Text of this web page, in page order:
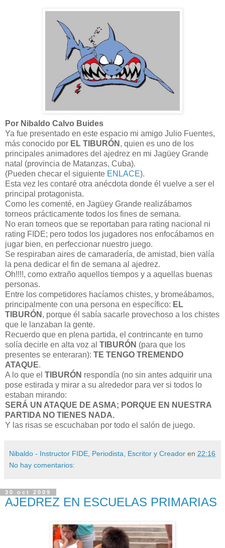
Por Nibaldo Calvo Buides
Ya fue presentado en este espacio mi amigo Julio Fuentes,
más conocido por EL TIBURÓN , quien es uno de los
principales animadores del ajedrez en mi Jagüey Grande
natal (provincia de Matanzas, Cuba).
(Pueden checar el siguiente ENLACE).
Esta vez les contaré otra anécdota donde él vuelve a ser el
principal protagonista.
Como les comenté, en Jagüey Grande realizábamos
torneos prácticamente todos los fines de semana.
No eran torneos que se reportaban para rating nacional ni
rating FIDE; pero todos los jugadores nos enfocábamos en
jugar bien, en perfeccionar nuestro juego.
Se respiraban aires de camaradería, de amistad, bien valía
la pena dedicar el fin de semana al ajedrez.
Oh!!!!, como extraño aquellos tiempos y a aquellas buenas
personas.
Entre los competidores hacíamos chistes, y bromeábamos,
principalmente con una persona en específico: EL
TIBURÓN , porque él sabía sacarle provechoso a los chistes
que le lanzaban la gente.
Recuerdo que en plena partida, el contrincante en turno
solía decirle en alta voz al TIBURÓN (para que los
presentes se enteraran): TE TENGO TREMENDO
ATAQUE.
A lo que el TIBURÓN respondía (no sin antes adquirir una
pose estirada y mirar a su alrededor para ver si todos lo
estaban mirando:
SERÁ UN ATAQUE DE ASMA; PORQUE EN NUESTRA
PARTIDA NO TIENES NADA.
Y las risas se escuchaban por todo el salón de juego.
Nibaldo - Instructor FIDE, Periodista, Escritor y Creador en 22:16
No hay comentarios:
30 oct 2009
AJEDREZ EN ESCUELAS PRIMARIAS